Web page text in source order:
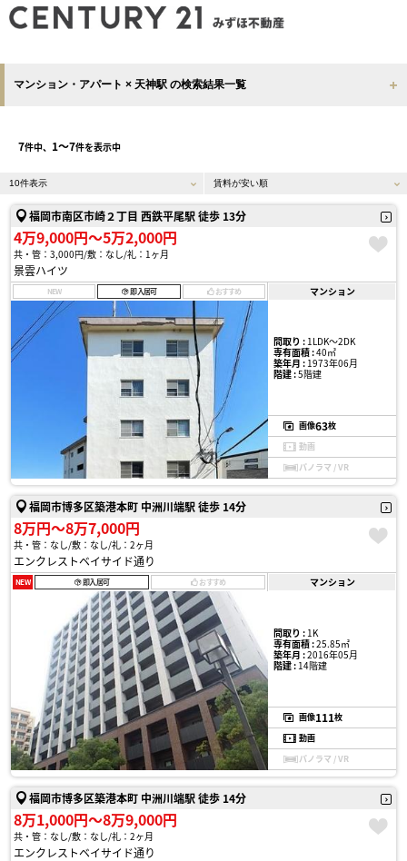
マンション・アパート × 天神駅 の検索結果一覧
7件中、 1〜7件を表示中
福岡市南区市崎２丁目 西鉄平尾駅 徒歩 13分
4万9,000円〜5万2,000円
共・管：3,000円 敷：なし 礼：1ヶ月
景雲ハイツ
NEW 即入居可 おすすめ マンション
間取り :1LDK〜2DK
専有面積 :40㎡
築年月 :1973年06月
階建 :5階建
画像63枚
動画
パノラマ / VR
福岡市博多区築港本町 中洲川端駅 徒歩 14分
8万円〜8万7,000円
共・管：なし 敷：なし 礼：2ヶ月
エンクレストベイサイド通り
NEW 即入居可 おすすめ マンション
間取り :1K
専有面積 :25.85㎡
築年月 :2016年05月
階建 :14階建
画像111枚
動画
パノラマ / VR
福岡市博多区築港本町 中洲川端駅 徒歩 14分
8万1,000円〜8万9,000円
共・管：なし 敷：なし 礼：2ヶ月
エンクレストベイサイド通り